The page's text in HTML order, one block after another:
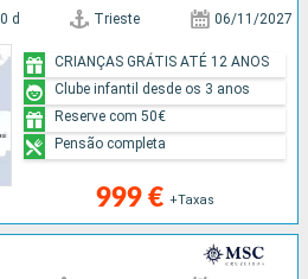
d Trieste 06/11/2027
999 € +Taxas
CRIANÇAS GRÁTIS ATÉ 12 ANOS
Clube infantil desde os 3 anos
Reserve com 50€
Pensão completa